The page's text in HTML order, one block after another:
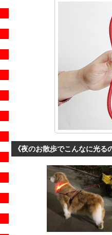
《夜のお散歩でこんなに光る